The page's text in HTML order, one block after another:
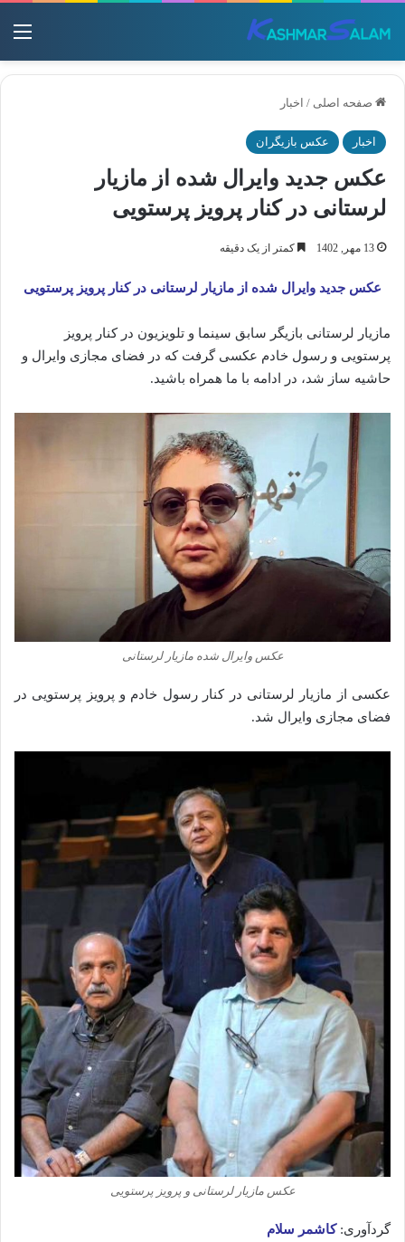
صفحه اصلی / اخبار
اخبار عکس بازیگران
عکس جدید وایرال شده از مازیار
لرستانی در کنار پرویز پرستویی
13 مهر, 1402 کمتر از یک دقیقه
عکس جدید وایرال شده‌‌‌‌‌ از مازیار لرستانی در کنار پرویز پرستویی
مازیار لرستانی بازیگر سابق سینما و تلویزیون در کنار پرویز
پرستویی و رسول خادم عکسی گرفت که در فضای مجازی وایرال و
حاشیه ساز شد، در ادامه با ما همراه باشید.
عکس وایرال شده‌‌‌‌‌ مازیار لرستانی
عکسی از مازیار لرستانی در کنار رسول خادم و پرویز پرستویی در
فضای مجازی وایرال شد.
عکس مازیار لرستانی و پرویز پرستویی
گردآوری:کاشمر سلام